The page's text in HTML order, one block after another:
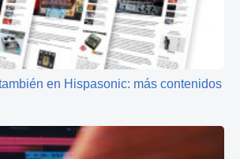
en Hispasonic: más contenidos